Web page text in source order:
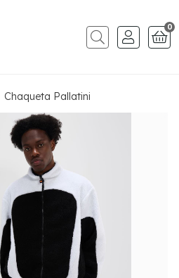
Buscar
0
Chaqueta Pallatini